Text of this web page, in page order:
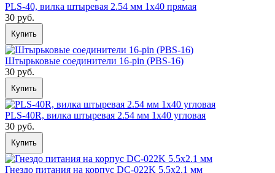
PLS-40, вилка штыревая 2.54 мм 1x40 прямая
30 руб.
Купить
Штырьковые соединители 16-pin (PBS-16)
30 руб.
Купить
PLS-40R, вилка штыревая 2.54 мм 1x40 угловая
30 руб.
Купить
Гнездо питания на корпус DC-022K 5.5x2.1 мм